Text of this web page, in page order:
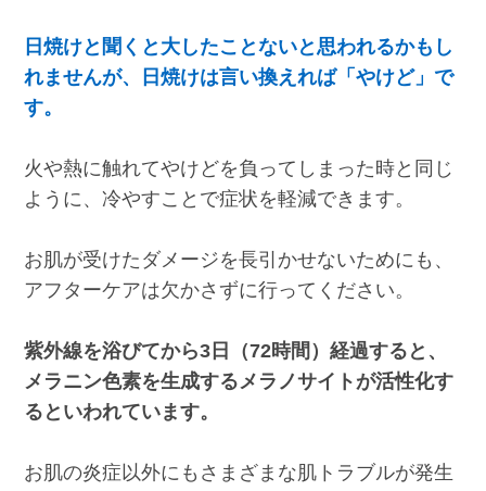
日焼けと聞くと大したことないと思われるかもし
れませんが、日焼けは言い換えれば「やけど」で
す。
火や熱に触れてやけどを負ってしまった時と同じ
ように、冷やすことで症状を軽減できます。
お肌が受けたダメージを長引かせないためにも、
アフターケアは欠かさずに行ってください。
紫外線を浴びてから3日（72時間）経過すると、
メラニン色素を生成するメラノサイトが活性化す
るといわれています。
お肌の炎症以外にもさまざまな肌トラブルが発生